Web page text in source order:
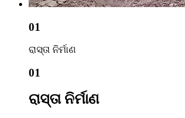
01
ରାସ୍ତା ନିର୍ମାଣ
01
ରାସ୍ତା ନିର୍ମାଣ